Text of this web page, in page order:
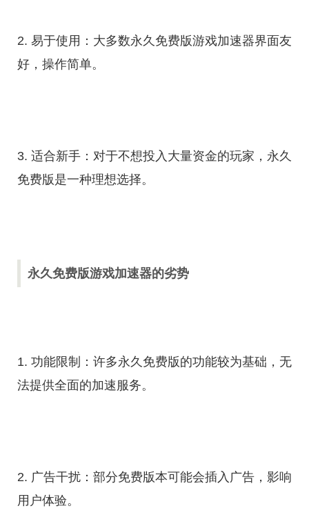
2. 易于使用：大多数永久免费版游戏加速器界面友
好，操作简单。
3. 适合新手：对于不想投入大量资金的玩家，永久
免费版是一种理想选择。
永久免费版游戏加速器的劣势
1. 功能限制：许多永久免费版的功能较为基础，无
法提供全面的加速服务。
2. 广告干扰：部分免费版本可能会插入广告，影响
用户体验。